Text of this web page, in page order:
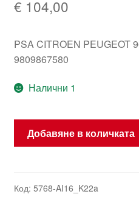
€ 104,00
PSA CITROEN PEUGEOT
9809867580
Налични 1
количество
C5
Добавяне в количката
Код: 5768-AI16_K22a